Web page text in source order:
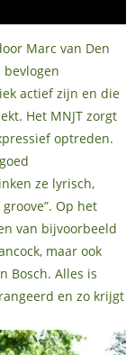
Marc van Den
actief zijn en die
Het MNJT zorgt
optreden.
ze lyrisch,
Op het
van bijvoorbeeld
maar ook
Bosch. Alles is
en zo krijgt